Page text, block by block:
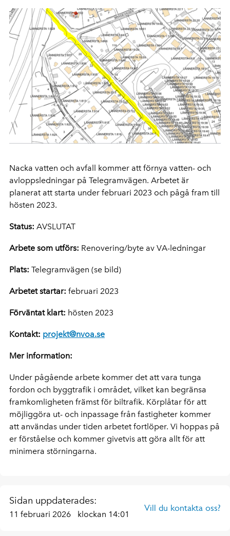
Nacka vatten och avfall kommer att förnya vatten- och
avloppsledningar på Telegramvägen. Arbetet är
planerat att starta under februari 2023 och pågå fram till
hösten 2023.
Status: AVSLUTAT
Arbete som utförs: Renovering/byte av VA-ledningar
Plats: Telegramvägen (se bild)
Arbetet startar: februari 2023
Förväntat klart: hösten 2023
Kontakt: projekt@nvoa.se
Mer information:
Under pågående arbete kommer det att vara tunga
fordon och byggtrafik i området, vilket kan begränsa
framkomligheten främst för biltrafik. Körplåtar för att
möjliggöra ut- och inpassage från fastigheter kommer
att användas under tiden arbetet fortlöper. Vi hoppas på
er förståelse och kommer givetvis att göra allt för att
minimera störningarna.
Sidan uppdaterades:
11 februari 2026 klockan 14:01
Vill du kontakta oss?